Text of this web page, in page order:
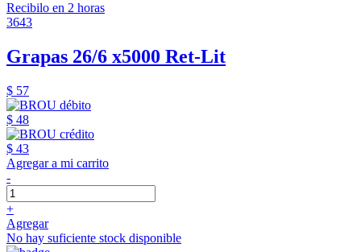
Recibilo en 2 horas
3643
Grapas 26/6 x5000 Ret-Lit
$ 57
$ 48
$ 43
Agregar a mi carrito
-
+
Agregar
No hay suficiente stock disponible